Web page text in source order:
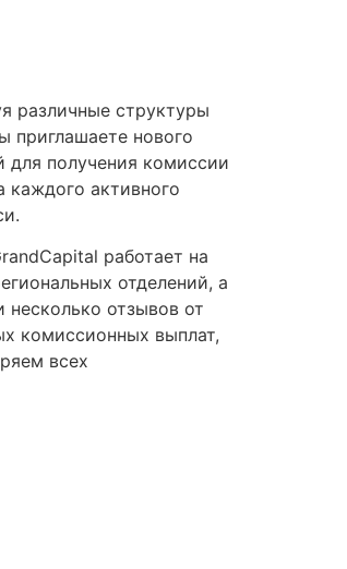
различные структуры
приглашаете нового
получения комиссии
активного
работает на
отделений, а
отзывов от
комиссионных выплат,
всех